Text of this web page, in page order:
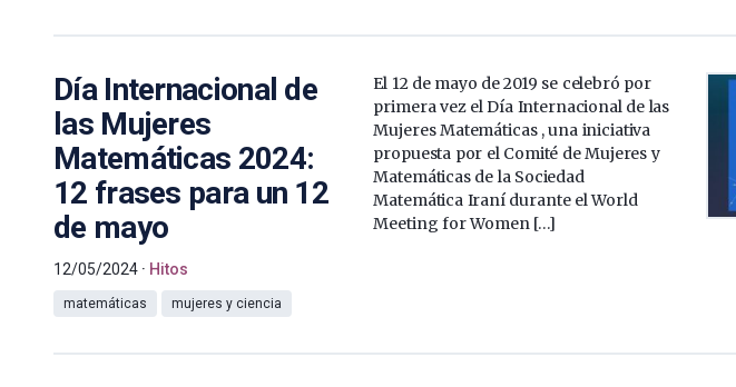
Día Internacional de
las Mujeres
Matemáticas 2024:
12 frases para un 12
de mayo
12/05/2024 Hitos
matemáticas mujeres y ciencia
El 12 de mayo de 2019 se celebró por
primera vez el Día Internacional de las
Mujeres Matemáticas , una iniciativa
propuesta por el Comité de Mujeres y
Matemáticas de la Sociedad
Matemática Iraní durante el World
Meeting for Women […]